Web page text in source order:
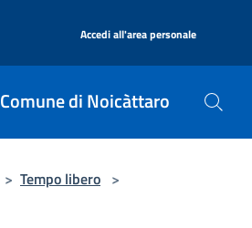
Accedi all'area personale
Comune di Noicàttaro
> Tempo libero >